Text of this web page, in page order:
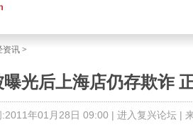
资讯 >
光后上海店仍存欺诈
:2011年01月28日 09:00 | 进入复兴论坛|